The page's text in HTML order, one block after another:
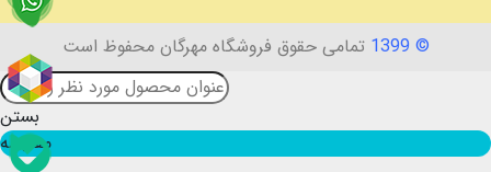
© 1399 تمامی حقوق فروشگاه مهرگان محفوظ است
بستن
مقایسه